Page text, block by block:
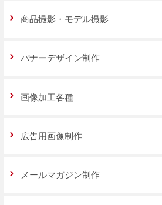
商品撮影・モデル撮影
バナーデザイン制作
画像加工各種
広告用画像制作
メールマガジン制作